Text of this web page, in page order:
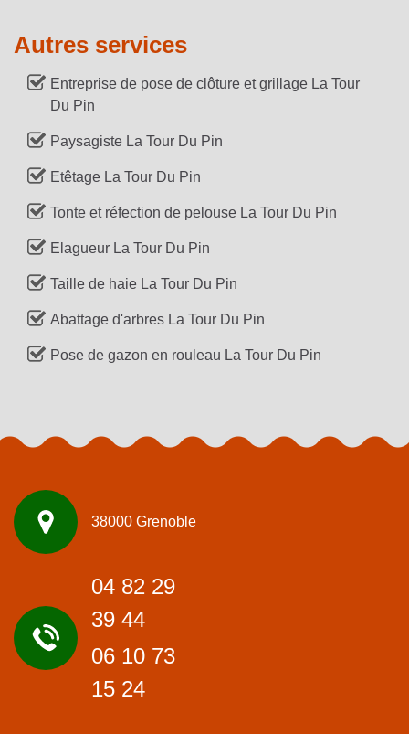
Autres services
Entreprise de pose de clôture et grillage La Tour
Du Pin
Paysagiste La Tour Du Pin
Etêtage La Tour Du Pin
Tonte et réfection de pelouse La Tour Du Pin
Elagueur La Tour Du Pin
Taille de haie La Tour Du Pin
Abattage d'arbres La Tour Du Pin
Pose de gazon en rouleau La Tour Du Pin
38000 Grenoble
04 82 29
39 44
06 10 73
15 24